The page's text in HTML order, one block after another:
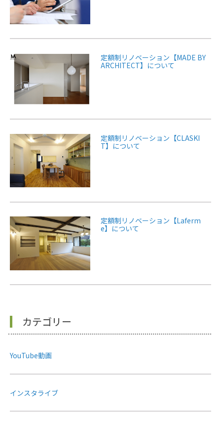
定額制リノベーション【MADE BY
ARCHITECT】について
定額制リノベーション【CLASKI
T】について
定額制リノベーション【Laferm
e】について
カテゴリー
YouTube動画
インスタライブ